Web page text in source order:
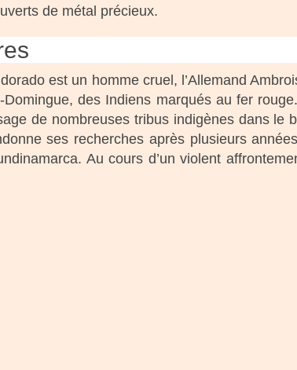
de métal précieux.
est un homme cruel, l’Allemand
des Indiens marqués au fer
de nombreuses tribus indigènes dans le
ses recherches après plusieurs
Au cours d’un violent